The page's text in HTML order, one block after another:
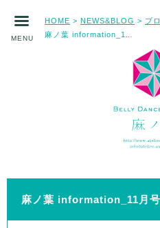
MENU
HOME > NEWS&BLOG > ブ
麻ノ葉 information_11月